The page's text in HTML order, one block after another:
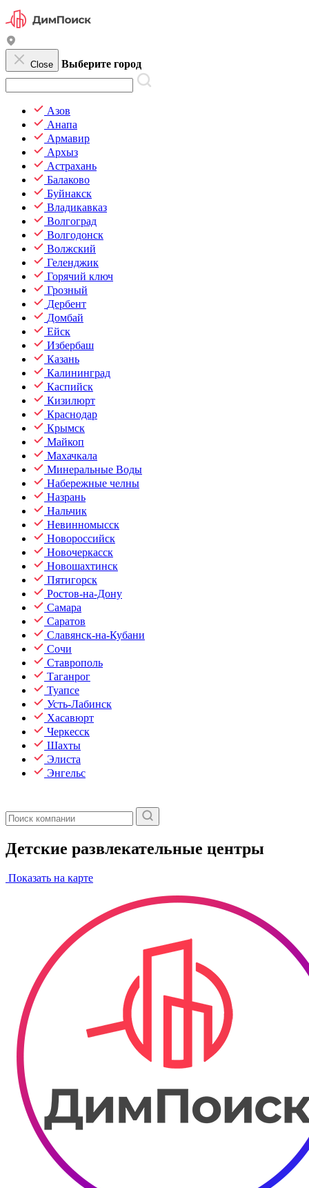
Close Выберите город
Азов
Анапа
Армавир
Архыз
Астрахань
Балаково
Буйнакск
Владикавказ
Волгоград
Волгодонск
Волжский
Геленджик
Горячий ключ
Грозный
Дербент
Домбай
Ейск
Избербаш
Казань
Калининград
Каспийск
Кизилюрт
Краснодар
Крымск
Майкоп
Махачкала
Минеральные Воды
Набережные челны
Назрань
Нальчик
Невинномысск
Новороссийск
Новочеркасск
Новошахтинск
Пятигорск
Ростов-на-Дону
Самара
Саратов
Славянск-на-Кубани
Сочи
Ставрополь
Таганрог
Туапсе
Усть-Лабинск
Хасавюрт
Черкесск
Шахты
Элиста
Энгельс
Детские развлекательные центры
Показать на карте